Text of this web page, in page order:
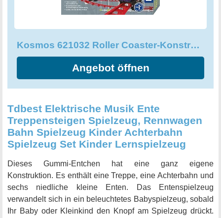
gibt es eine Vielzahl von Teststrecken, die Sie bauen und
Geschwindigkeit. Zielgeschlecht: Unisex.
Kosmos 621032 Roller Coaster-Konstruktion
Angebot öffnen
Tdbest Elektrische Musik Ente
Treppensteigen Spielzeug, Rennwagen
Bahn Spielzeug Kinder Achterbahn
Spielzeug Set Kinder Lernspielzeug
Dieses Gummi-Entchen hat eine ganz eigene
Konstruktion. Es enthält eine Treppe, eine Achterbahn und
sechs niedliche kleine Enten. Das Entenspielzeug
verwandelt sich in ein beleuchtetes Babyspielzeug, sobald
Ihr Baby oder Kleinkind den Knopf am Spielzeug drückt.